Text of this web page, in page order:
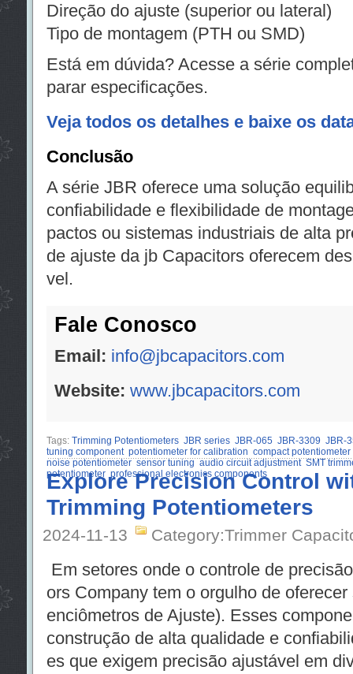
Direção do ajuste (superior ou lateral)
Tipo de montagem (PTH ou SMD)
Está em dúvida? Acesse a série
parar especificações.
Veja todos os detalhes e baixe os
Conclusão
A série JBR oferece uma solução
confiabilidade e flexibilidade de
pactos ou sistemas industriais de alta
de ajuste da jb Capacitors oferecem
vel.
Fale Conosco
Email: info@jbcapacitors.com
Website: www.jbcapacitors.com
Tags: Trimming Potentiometers JBR series JBR-065 JBR-3309 JBR-
tuning component potentiometer for calibration compact potentiometer
noise potentiometer sensor tuning audio circuit adjustment SMT
potentiometer professional electronics components
Explore Precision Control
Trimming Potentiometers
2024-11-13 Category:Trimmer
Em setores onde o controle de
ors Company tem o orgulho de
enciômetros de Ajuste). Esses
construção de alta qualidade e
es que exigem precisão ajustável em